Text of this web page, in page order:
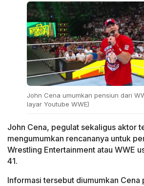
John Cena umumkan pensiun dari
layar Youtube WWE)
John Cena, pegulat sekaligus aktor
mengumumkan rencananya untuk
Wrestling Entertainment atau WWE
41.
Informasi tersebut diumumkan Cena